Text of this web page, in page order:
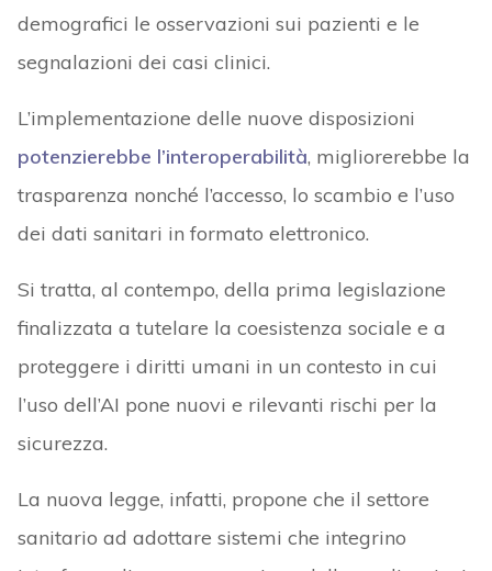
demografici le osservazioni sui pazienti e le
segnalazioni dei casi clinici.
L’implementazione delle nuove disposizioni
potenzierebbe l’interoperabilità, migliorerebbe la
trasparenza nonché l’accesso, lo scambio e l’uso
dei dati sanitari in formato elettronico.
Si tratta, al contempo, della prima legislazione
finalizzata a tutelare la coesistenza sociale e a
proteggere i diritti umani in un contesto in cui
l’uso dell’AI pone nuovi e rilevanti rischi per la
sicurezza.
La nuova legge, infatti, propone che il settore
sanitario ad adottare sistemi che integrino